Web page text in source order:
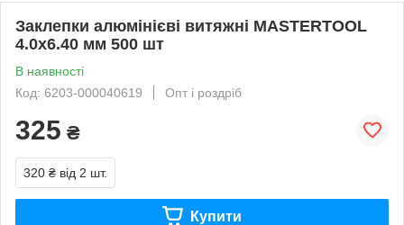
Заклепки алюмінієві витяжні MASTERTOOL
4.0х6.40 мм 500 шт
В наявності
Код: 6203-000040619
Опт і роздріб
325 ₴
320 ₴ від 2 шт.
Купити